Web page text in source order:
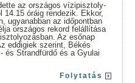
az országos vízipisztoly-
óráig rendezik. Ekkor,
ugyanabban az időpontban
országos rekord felállítása
Az esőnap
eddigiek szerint, Békés
és Strandfürdő és a Gyulai
Folytatás